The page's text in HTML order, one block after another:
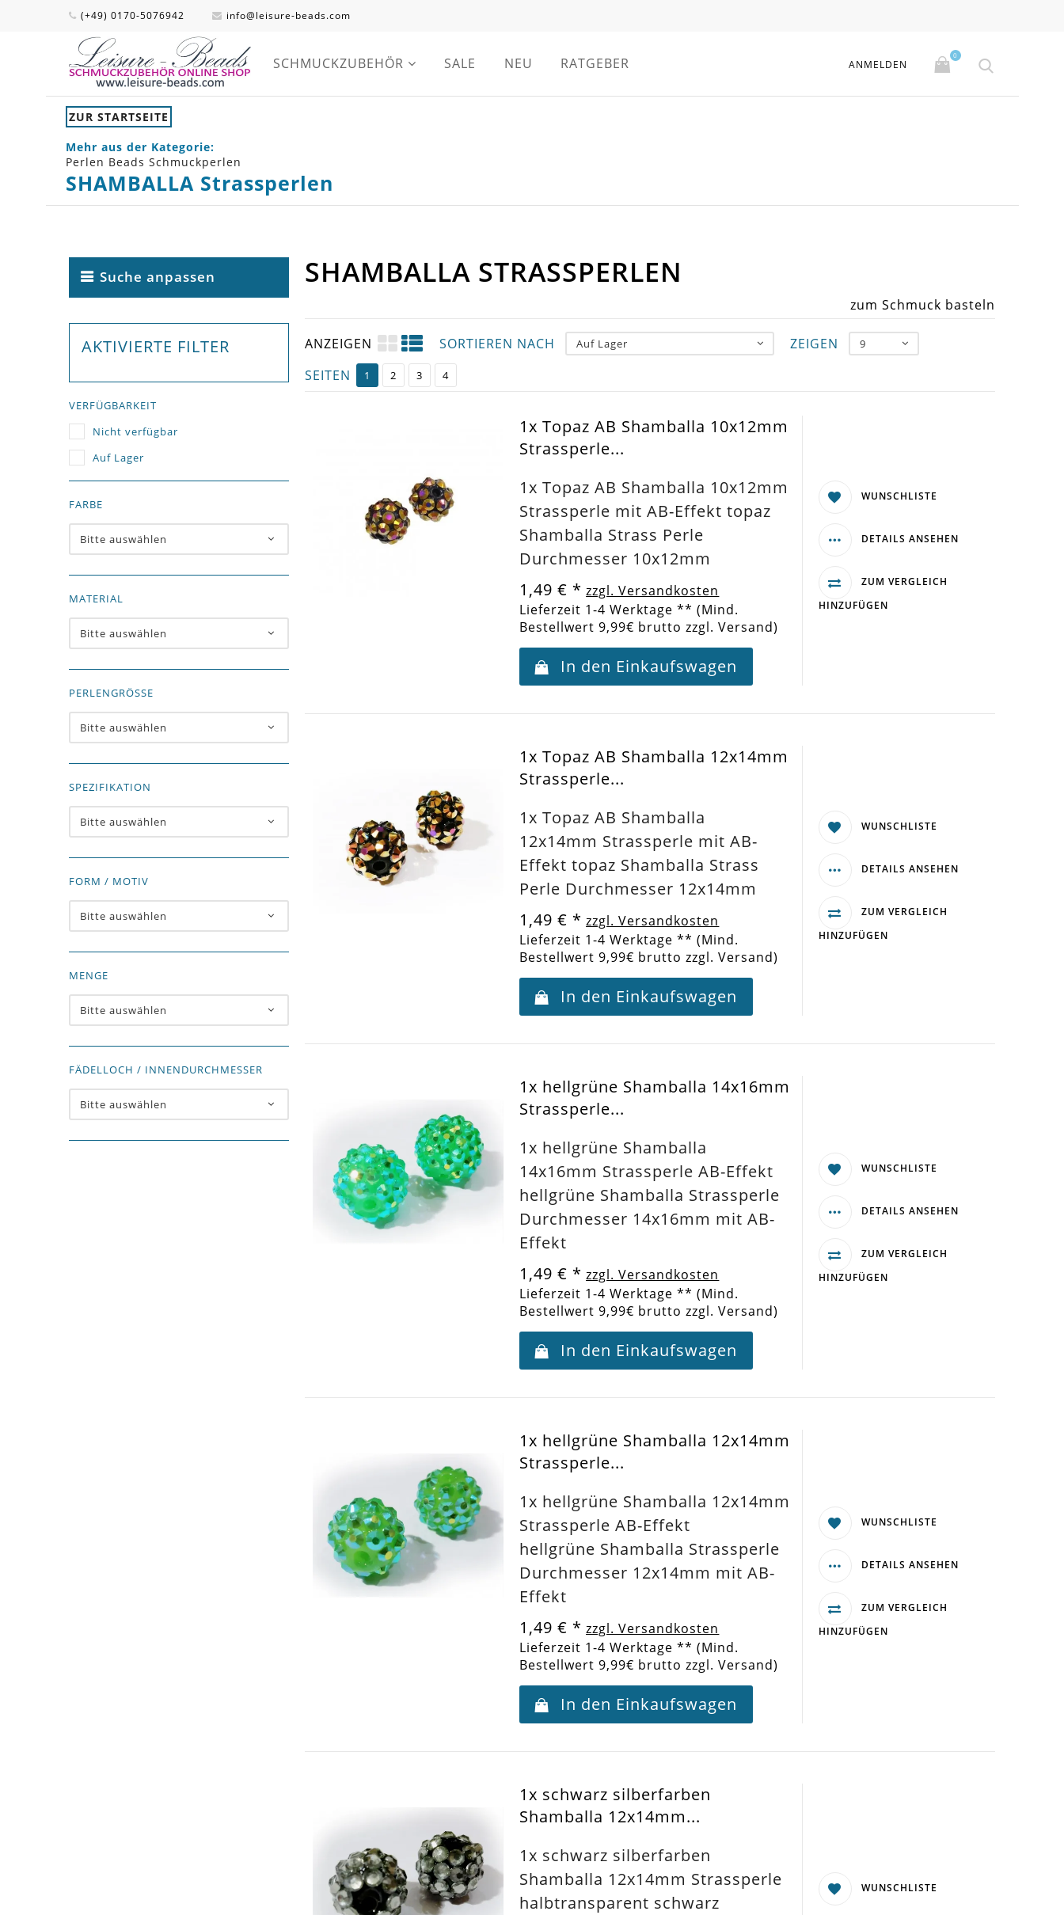
(+49) 0170-5076942 info@leisure-beads.com
SCHMUCKZUBEHÖR SALE NEU RATGEBER ANMELDEN
0
ZUR STARTSEITE
Mehr aus der Kategorie:
Perlen Beads Schmuckperlen
SHAMBALLA Strassperlen
Suche anpassen
AKTIVIERTE FILTER
VERFÜGBARKEIT
Nicht verfügbar
Auf Lager
FARBE
Bitte auswählen
MATERIAL
Bitte auswählen
PERLENGRÖSSE
Bitte auswählen
SPEZIFIKATION
Bitte auswählen
FORM / MOTIV
Bitte auswählen
MENGE
Bitte auswählen
FÄDELLOCH / INNENDURCHMESSER
Bitte auswählen
SHAMBALLA STRASSPERLEN
zum Schmuck basteln
ANZEIGEN SORTIEREN NACH Auf Lager ZEIGEN 9
SEITEN 1 2 3 4
1x Topaz AB Shamballa 10x12mm
Strassperle...
1x Topaz AB Shamballa 10x12mm
Strassperle mit AB-Effekt topaz
Shamballa Strass Perle
Durchmesser 10x12mm
1,49 € * zzgl. Versandkosten
Lieferzeit 1-4 Werktage ** (Mind.
Bestellwert 9,99€ brutto zzgl. Versand)
In den Einkaufswagen
WUNSCHLISTE
DETAILS ANSEHEN
ZUM VERGLEICH
HINZUFÜGEN
1x Topaz AB Shamballa 12x14mm
Strassperle...
1x Topaz AB Shamballa
12x14mm Strassperle mit AB-
Effekt topaz Shamballa Strass
Perle Durchmesser 12x14mm
1,49 € * zzgl. Versandkosten
Lieferzeit 1-4 Werktage ** (Mind.
Bestellwert 9,99€ brutto zzgl. Versand)
In den Einkaufswagen
WUNSCHLISTE
DETAILS ANSEHEN
ZUM VERGLEICH
HINZUFÜGEN
1x hellgrüne Shamballa 14x16mm
Strassperle...
1x hellgrüne Shamballa
14x16mm Strassperle AB-Effekt
hellgrüne Shamballa Strassperle
Durchmesser 14x16mm mit AB-
Effekt
1,49 € * zzgl. Versandkosten
Lieferzeit 1-4 Werktage ** (Mind.
Bestellwert 9,99€ brutto zzgl. Versand)
In den Einkaufswagen
WUNSCHLISTE
DETAILS ANSEHEN
ZUM VERGLEICH
HINZUFÜGEN
1x hellgrüne Shamballa 12x14mm
Strassperle...
1x hellgrüne Shamballa 12x14mm
Strassperle AB-Effekt
hellgrüne Shamballa Strassperle
Durchmesser 12x14mm mit AB-
Effekt
1,49 € * zzgl. Versandkosten
Lieferzeit 1-4 Werktage ** (Mind.
Bestellwert 9,99€ brutto zzgl. Versand)
In den Einkaufswagen
WUNSCHLISTE
DETAILS ANSEHEN
ZUM VERGLEICH
HINZUFÜGEN
1x schwarz silberfarben
Shamballa 12x14mm...
1x schwarz silberfarben
Shamballa 12x14mm Strassperle
halbtransparent schwarz
WUNSCHLISTE